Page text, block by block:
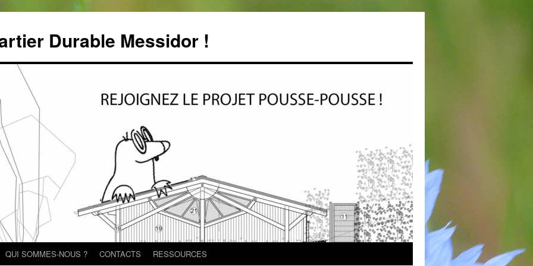
Durable Messidor !
QUI SOMMES-NOUS ? CONTACTS RESSOURCES